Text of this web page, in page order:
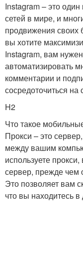
Instagram – это
сетей в мире, и
продвижения своих
вы хотите
Instagram, вам
автоматизировать
комментарии и
сосредоточиться на
H2
Что такое
Прокси – это
между вашим
используете
сервер, прежде чем
Это позволяет вам
что вы находитесь